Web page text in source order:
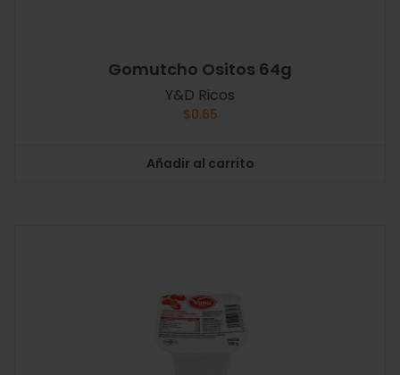
Gomutcho Ositos 64g
Y&D Ricos
$0.65
Añadir al carrito